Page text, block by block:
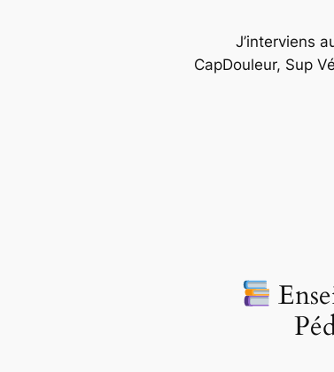
J’interviens
CapDouleur, Sup